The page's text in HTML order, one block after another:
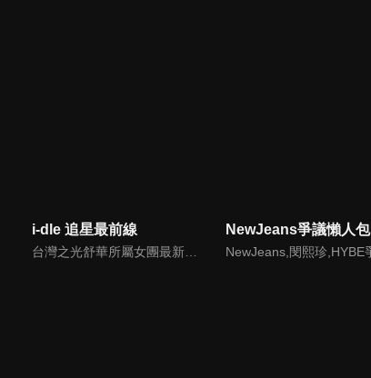
i-dle 追星最前線
台灣之光舒華所屬女團最新消息報你知
NewJeans爭議懶人包